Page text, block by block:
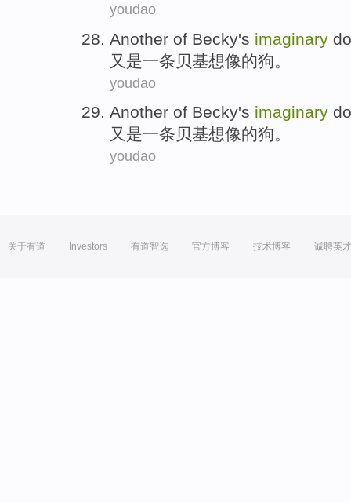
youdao
Another of Becky's imaginary
又是一条贝基想像的狗。
youdao
Another of Becky's imaginary
又是一条贝基想像的狗。
youdao
关于有道 Investors 有道智选 官方博客 技术博客 诚聘英才